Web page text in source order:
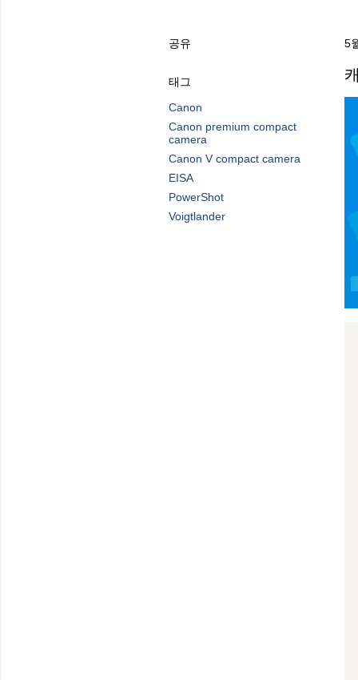
공유
태그
Canon
Canon premium compact
camera
Canon V compact camera
EISA
PowerShot
Voigtlander
5